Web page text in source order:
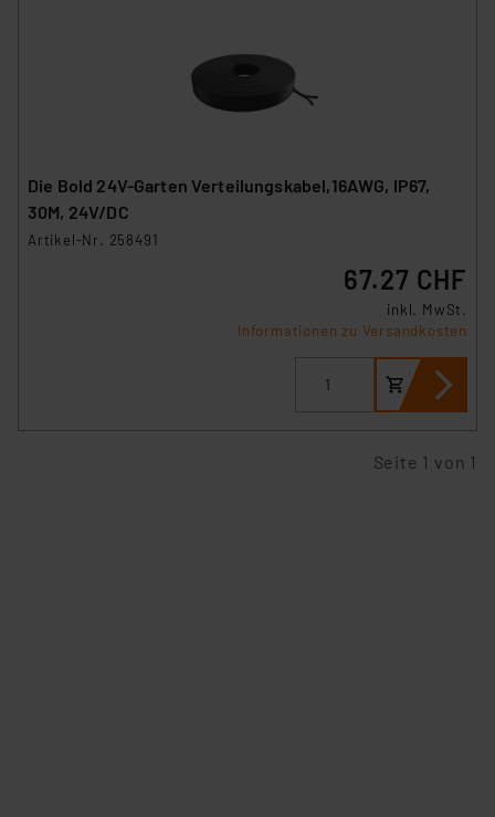
Die Bold 24V-Garten Verteilungskabel,16AWG, IP67,
30M, 24V/DC
Artikel-Nr. 258491
67.27 CHF
inkl. MwSt.
Informationen zu Versandkosten
Seite 1 von 1